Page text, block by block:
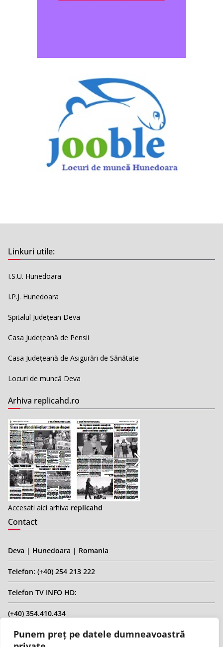
Punem preț pe datele dumneavoastră
Linkuri utile:
I.S.U. Hunedoara
I.P.J. Hunedoara
Spitalul Județean Deva
Casa Județeană de Pensii
Casa Județeană de Asigurări de Sănătate
Locuri de muncă Deva
Arhiva replicahd.ro
Accesati aici arhiva replicahd
Contact
Deva | Hunedoara | Romania
Telefon: (+40) 254 213 222
Telefon TV INFO HD:
(+40) 354.410.434
Email: infohd20@gmail.com